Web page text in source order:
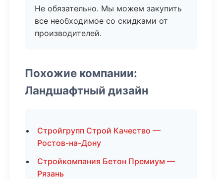
Не обязательно. Мы можем закупить
все необходимое со скидками от
производителей.
Похожие компании:
Ландшафтный дизайн
Стройгрупп Строй Качество —
Ростов-на-Дону
Стройкомпания Бетон Премиум —
Рязань